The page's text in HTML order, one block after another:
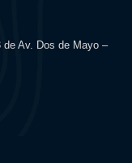
Av. Dos de Mayo –